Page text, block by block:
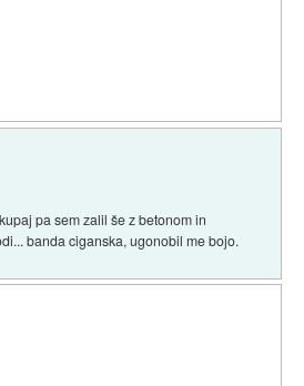
pa sem zalil še z betonom in
banda ciganska, ugonobil me bojo.